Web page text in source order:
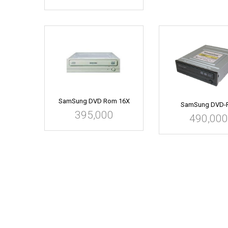
SamSung DVD Rom 16X
395,000
SamSung DVD-
490,000